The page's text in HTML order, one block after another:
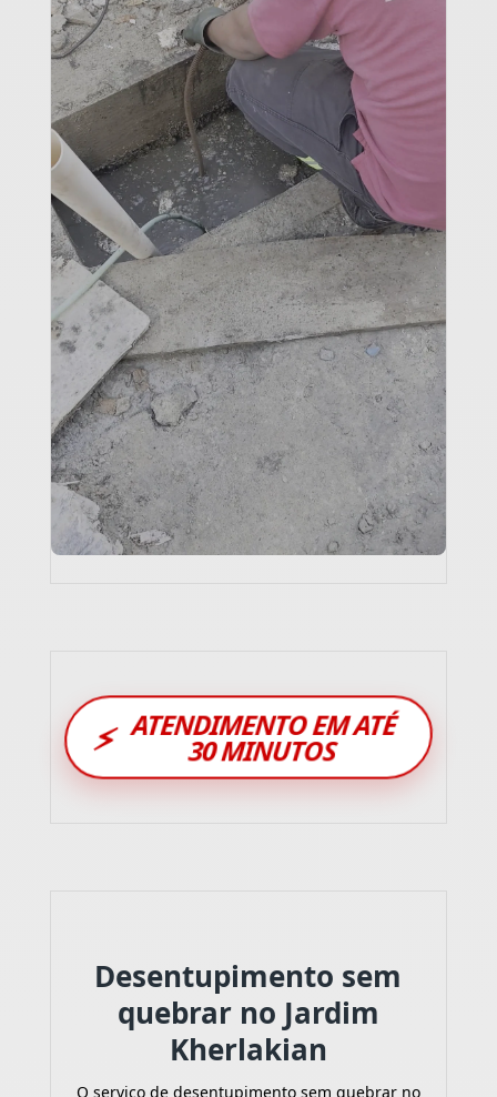
⚡ ATENDIMENTO EM ATÉ
30 MINUTOS
Desentupimento sem
quebrar no Jardim
Kherlakian
O serviço de desentupimento sem quebrar no